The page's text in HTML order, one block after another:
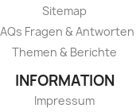
Sitemap
Fragen & Antworten
Themen & Berichte
INFORMATION
Impressum